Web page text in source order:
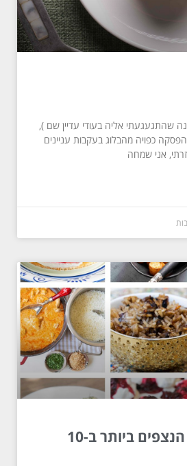
שהתגעגעתי אליה בעודי עדיין שם ),
כפויה מהבלוג בעקבות עניינים
אני שמחה
20 המתכונים הנצפים ביותר ב-10